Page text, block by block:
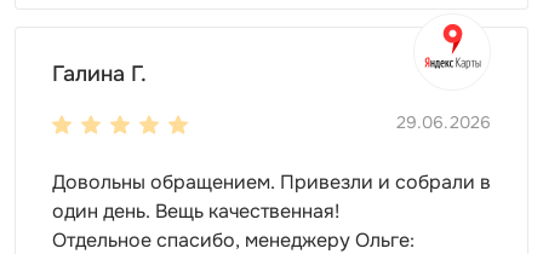
Галина Г.
29.06.2026
Довольны обращением. Привезли и собрали в
один день. Вещь качественная!
Отдельное спасибо, менеджеру Ольге: